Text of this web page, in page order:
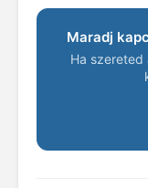
Maradj
Ha szereted